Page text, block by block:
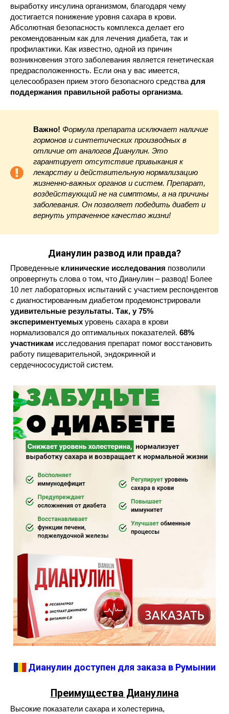
выработку инсулина организмом, благодаря чему
достигается понижение уровня сахара в крови.
Абсолютная безопасность комплекса делает его
рекомендованным как для лечения диабета, так и
профилактики. Как известно, одной из причин
возникновения этого заболевания является генетическая
предрасположенность. Если она у вас имеется,
целесообразен прием этого безопасного средства для
поддержания правильной работы организма.
Важно! Формула препарата исключает наличие
гормонов и синтетических производных в
отличие от аналогов Дианулин. Это
гарантирует отсутствие привыкания к
лекарству и действительную нормализацию
жизненно-важных органов и систем. Препарат,
воздействующий не на симптомы, а на причины
заболевания. Он позволяет победить диабет и
вернуть утраченное качество жизни!
Дианулин развод или правда?
Проведенные клинические исследования позволили
опровергнуть слова о том, что Дианулин – развод! Более
10 лет лабораторных испытаний с участием респондентов
с диагностированным диабетом продемонстрировали
удивительные результаты. Так, у 75%
экспериментуемых уровень сахара в крови
нормализовался до оптимальных показателей. 68%
участникам исследования препарат помог восстановить
работу пищеварительной, эндокринной и
сердечнососудистой систем.
Дианулин доступен для заказа в Румынии
Преимущества Дианулина
Высокие показатели сахара и холестерина,